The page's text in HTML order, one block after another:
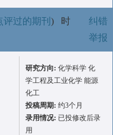
评过的期刊 ) 时
纠错
举报
研究方向: 化学科学 化
学工程及工业化学 能源
化工
投稿周期: 约3个月
录用情况: 已投修改后录
用